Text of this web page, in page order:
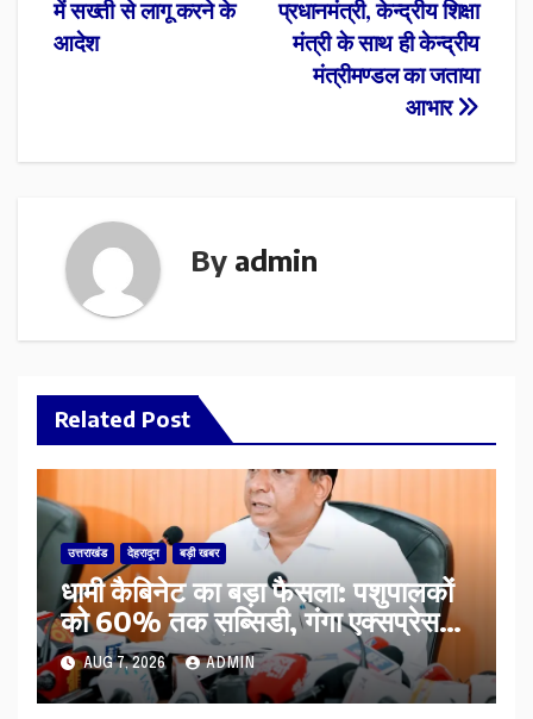
प्रधानमंत्री, केन्द्रीय शिक्षा
मंत्री के साथ ही केन्द्रीय
मंत्रीमण्डल का जताया
आभार
में सख्ती से लागू करने के
आदेश
By admin
Related Post
उत्तराखंड देहरादून बड़ी खबर
​धामी कैबिनेट का बड़ा फैसला: पशुपालकों
को 60% तक सब्सिडी, गंगा एक्सप्रेसवे
का हरिद्वार तक होगा विस्तार
AUG 7, 2026 ADMIN